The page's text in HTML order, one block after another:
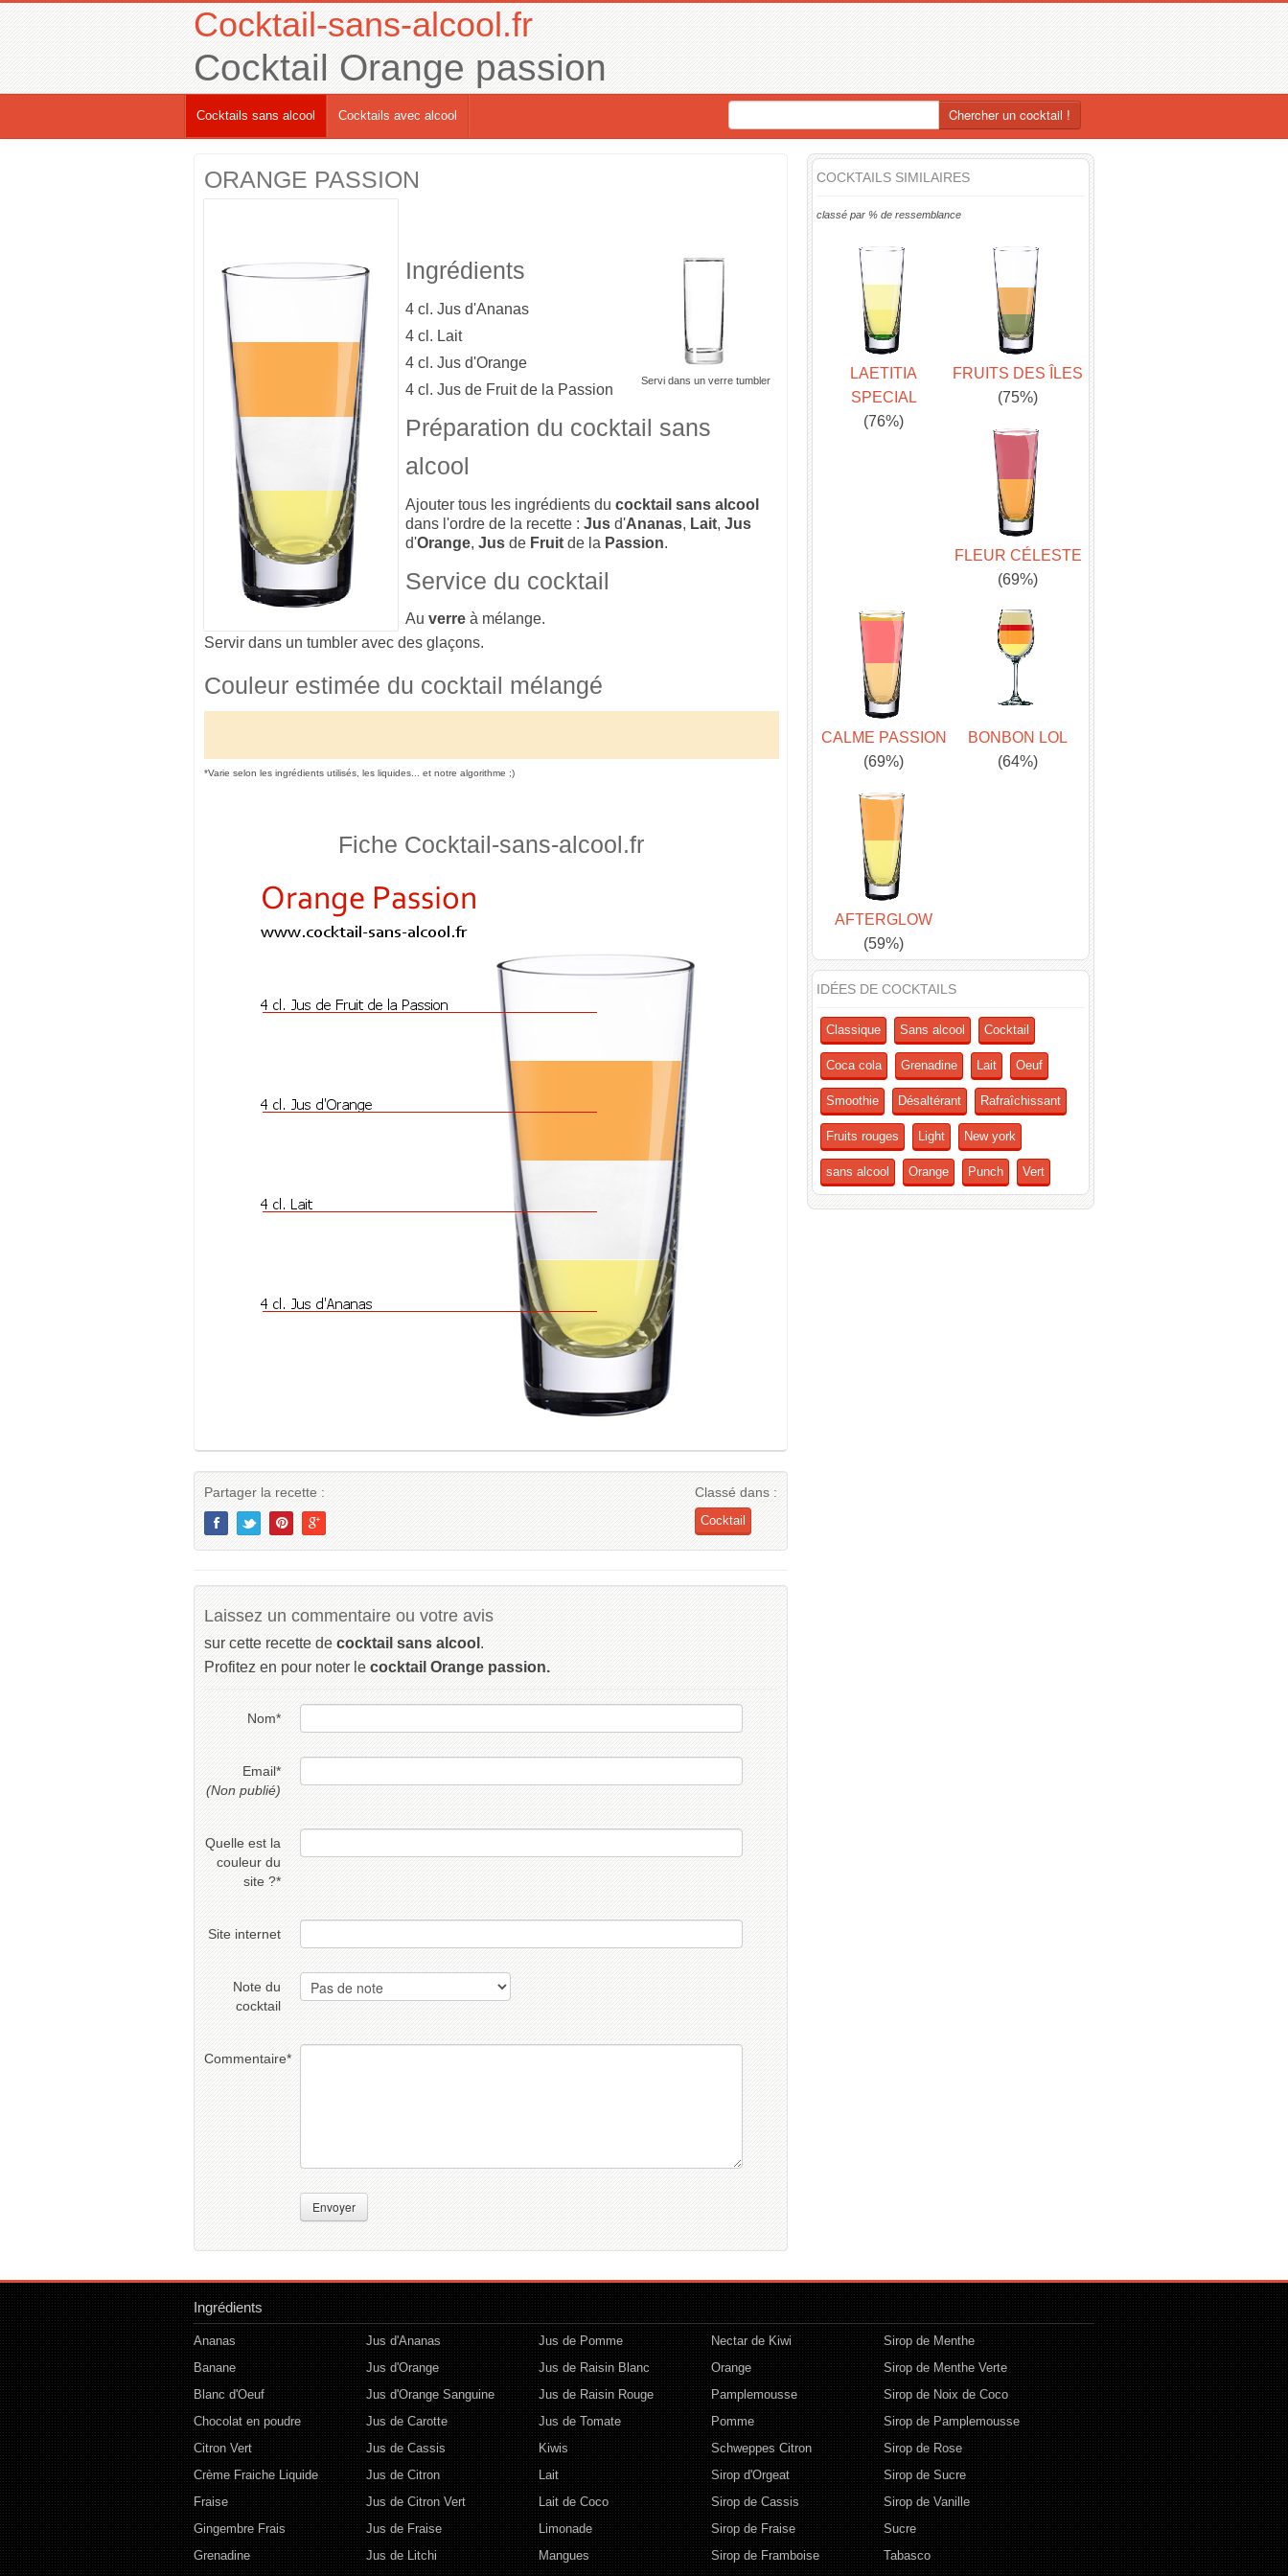
Cocktail-sans-alcool.fr
Cocktail Orange passion
Cocktails sans alcool Cocktails avec alcool Chercher un cocktail !
ORANGE PASSION
Servi dans un verre tumbler
Ingrédients
4 cl. Jus d'Ananas
4 cl. Lait
4 cl. Jus d'Orange
4 cl. Jus de Fruit de la Passion
Préparation du cocktail sans
alcool
Ajouter tous les ingrédients du cocktail sans alcool
dans l'ordre de la recette : Jus d'Ananas, Lait, Jus
d'Orange, Jus de Fruit de la Passion.
Service du cocktail
Au verre à mélange.
Servir dans un tumbler avec des glaçons.
Couleur estimée du cocktail mélangé
*Varie selon les ingrédients utilisés, les liquides... et notre algorithme ;)
Fiche Cocktail-sans-alcool.fr
Partager la recette : Classé dans :
Cocktail
Laissez un commentaire ou votre avis
sur cette recette de cocktail sans alcool .
Profitez en pour noter le cocktail Orange passion.
Nom*
Email*
(Non publié)
Quelle est la
couleur du
site ?*
Site internet
Note du
cocktail
Commentaire*
Envoyer
COCKTAILS SIMILAIRES
classé par % de ressemblance
LAETITIA
SPECIAL
(76%)
FRUITS DES ÎLES
(75%)
FLEUR CÉLESTE
(69%)
CALME PASSION
(69%)
BONBON LOL
(64%)
AFTERGLOW
(59%)
IDÉES DE COCKTAILS
Classique Sans alcool Cocktail
Coca cola Grenadine Lait Oeuf
Smoothie Désaltérant Rafraîchissant
Fruits rouges Light New york
sans alcool Orange Punch Vert
Ingrédients
Ananas
Banane
Blanc d'Oeuf
Chocolat en poudre
Citron Vert
Crème Fraiche Liquide
Fraise
Gingembre Frais
Grenadine
Jus d'Ananas
Jus d'Orange
Jus d'Orange Sanguine
Jus de Carotte
Jus de Cassis
Jus de Citron
Jus de Citron Vert
Jus de Fraise
Jus de Litchi
Jus de Pomme
Jus de Raisin Blanc
Jus de Raisin Rouge
Jus de Tomate
Kiwis
Lait
Lait de Coco
Limonade
Mangues
Nectar de Kiwi
Orange
Pamplemousse
Pomme
Schweppes Citron
Sirop d'Orgeat
Sirop de Cassis
Sirop de Fraise
Sirop de Framboise
Sirop de Menthe
Sirop de Menthe Verte
Sirop de Noix de Coco
Sirop de Pamplemousse
Sirop de Rose
Sirop de Sucre
Sirop de Vanille
Sucre
Tabasco